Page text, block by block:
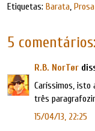
Etiquetas: Barata
5 comentários:
R.B. NorTør
Caríssimos, isto
três
15/04/13, 22:25